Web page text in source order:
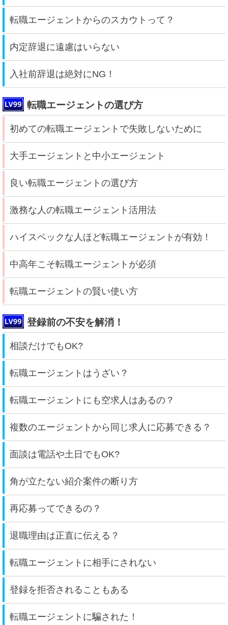
転職エージェントからのスカウトって？
内定辞退に遠慮はいらない
入社前辞退は絶対にNG！
転職エージェントの選び方
初めての転職エージェントで失敗しないために
大手エージェントと中小エージェント
良い転職エージェントの選び方
激務な人の転職エージェント活用法
ハイスペックな人ほど転職エージェントが有効！
中高年こそ転職エージェントが必須
転職エージェントの賢い使い方
登録前の不安を解消！
相談だけでもOK?
転職エージェントはうざい？
転職エージェントにも空求人はあるの？
複数のエージェントから同じ求人に応募できる？
面談は電話や土日でもOK?
角が立たない紹介案件の断り方
再応募ってできるの？
退職理由は正直に伝える？
転職エージェントに相手にされない
登録を拒否されることもある
転職エージェントに騙された！